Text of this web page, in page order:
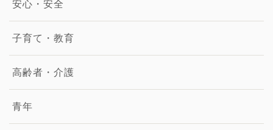
安心・安全
子育て・教育
高齢者・介護
青年